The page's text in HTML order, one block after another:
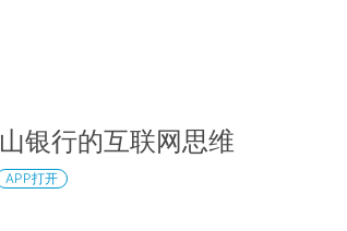
银行的互联网思维
APP打开